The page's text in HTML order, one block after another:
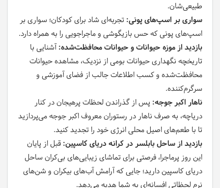
طبیعی‌شان.
سواری بر اسپ‌های پونی: تجربه‌ای شاد برای کودکان؛ سواری بر
اسپ‌های پونی که حس بازیگوشی و ماجراجویی را به همراه دارد.
بازدید از موزه حیوانات و حیوانات محافظت‌شده: آشنایی با
تاریخچه نگهداری حیوانات بومی از نزدیک، مشاهده حیوانات
محافظت‌شده و کسب اطلاعات جالب از فضای آموزشی و
سرگرم‌کننده.
ناهار اکبر جوجه: پس از گذراندن لحظات پرهیجان در کنار
دریاچه، به صرف ناهار در رستوران معروف اکبر جوجه می‌پردازید
تا با طعم‌های اصیل محلی انرژی خود را تجدید کنید.
بازدید از ساحل بابلسر در کرانه دریای کاسپین: قبل از پایان
این روز پرماجرا، فرصتی برای تماشای زیبایی‌های بی‌کران ساحل
دریای کاسپین دارید؛ جایی که آرامش آب‌های بیکران و شن‌های
نرم لحظاتی افسانه‌ای به شما هدیه می‌دهد.